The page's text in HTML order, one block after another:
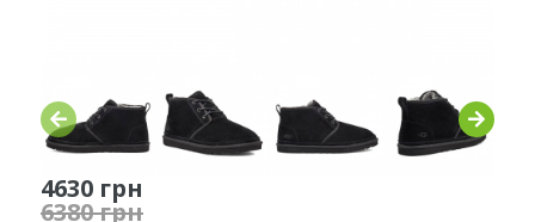
4630 грн
6380 грн